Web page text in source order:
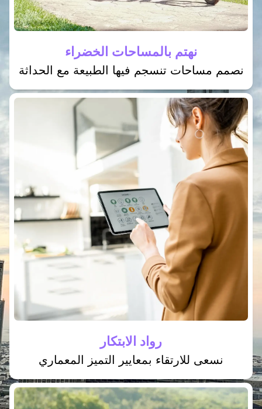
نهتم بالمساحات الخضراء
نصمم مساحات تنسجم فيها الطبيعة مع الحداثة
رواد الابتكار
نسعى للارتقاء بمعايير التميز المعماري